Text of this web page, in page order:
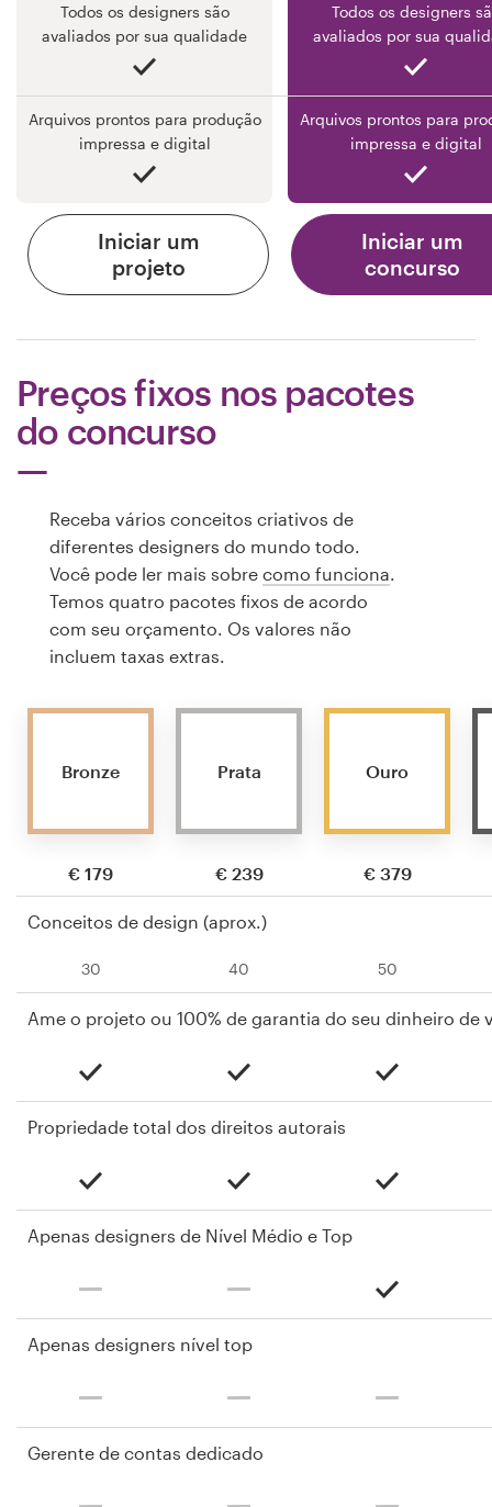
Todos os designers são
avaliados por sua qualidade
Todos os designers
avaliados por sua
Arquivos prontos para produção
impressa e digital
Arquivos prontos para
impressa e digital
Iniciar um
projeto
Iniciar um
concurso
Preços fixos nos pacotes
do concurso
Receba vários conceitos criativos de
diferentes designers do mundo todo.
Você pode ler mais sobre como funciona
Temos quatro pacotes fixos de acordo
com seu orçamento. Os valores não
incluem taxas extras.
Bronze
€ 179
Prata
€ 239
Ouro
€ 379
Conceitos de design (aprox.)
30 40 50
Ame o projeto ou 100% de garantia do seu dinheiro de
Propriedade total dos direitos autorais
Apenas designers de Nível Médio e Top
Apenas designers nível top
Gerente de contas dedicado